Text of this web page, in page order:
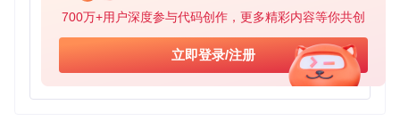
700万+用户深度参与代码创作，更多精彩内容等你共创
立即登录/注册
rice 🍚 custom linux config files. as seen on r/unixporn #noricenolife neovim cultist. dotfiles are perpetual wip
py-xiaozhi
基于Python的Xiaozhi AI，适用于想要完整Xiaozhi体验而无需拥有专用硬件的用户。
Python
0 1